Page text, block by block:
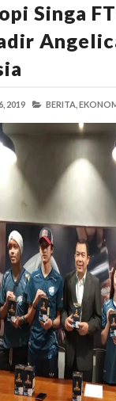
Singa
2019 BERITA,